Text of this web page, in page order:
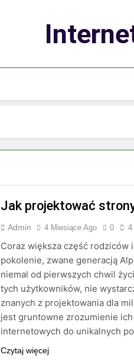
Jak projektować
Admin 4 Miesiące Ago 0 4
Coraz większa część rodziców
pokolenie, zwane generacją
niemal od pierwszych chwil
tych użytkowników, nie
znanych z projektowania dla
jest gruntowne zrozumienie
internetowych do unikalnych
Czytaj więcej